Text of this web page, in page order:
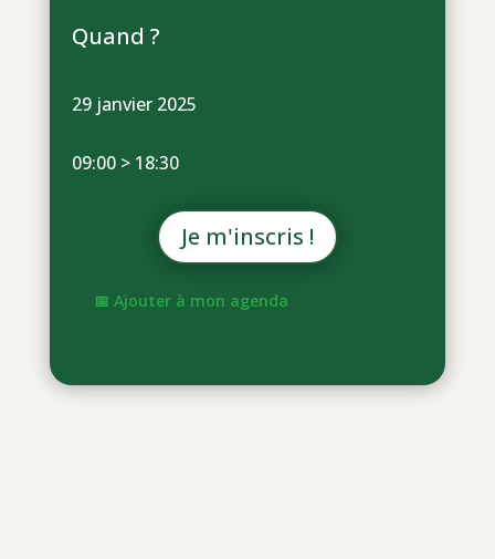
Quand ?
29 janvier 2025
09:00 > 18:30
Je m'inscris !
📅 Ajouter à mon agenda